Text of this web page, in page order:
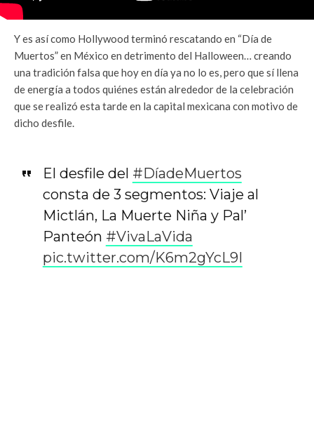
Y es así como Hollywood terminó rescatando en “Día de
Muertos” en México en detrimento del Halloween… creando
una tradición falsa que hoy en día ya no lo es, pero que sí llena
de energía a todos quiénes están alrededor de la celebración
que se realizó esta tarde en la capital mexicana con motivo de
dicho desfile.
El desfile del #DíadeMuertos
consta de 3 segmentos: Viaje al
Mictlán, La Muerte Niña y Pal’
Panteón #VivaLaVida
pic.twitter.com/K6m2gYcL9I